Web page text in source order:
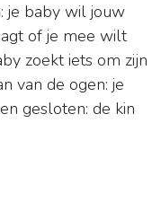
: je baby wil jouw
of je mee wilt
zoekt iets om zijn
van de ogen: je
gesloten: de kin